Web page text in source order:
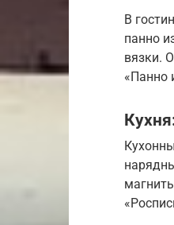
В
панно
вязки.
«Панно